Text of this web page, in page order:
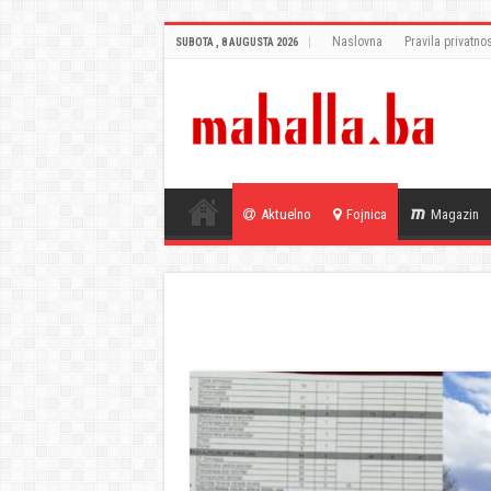
SUBOTA , 8 AUGUSTA 2026 Naslovna Pravila
Aktuelno Fojnica Magazin